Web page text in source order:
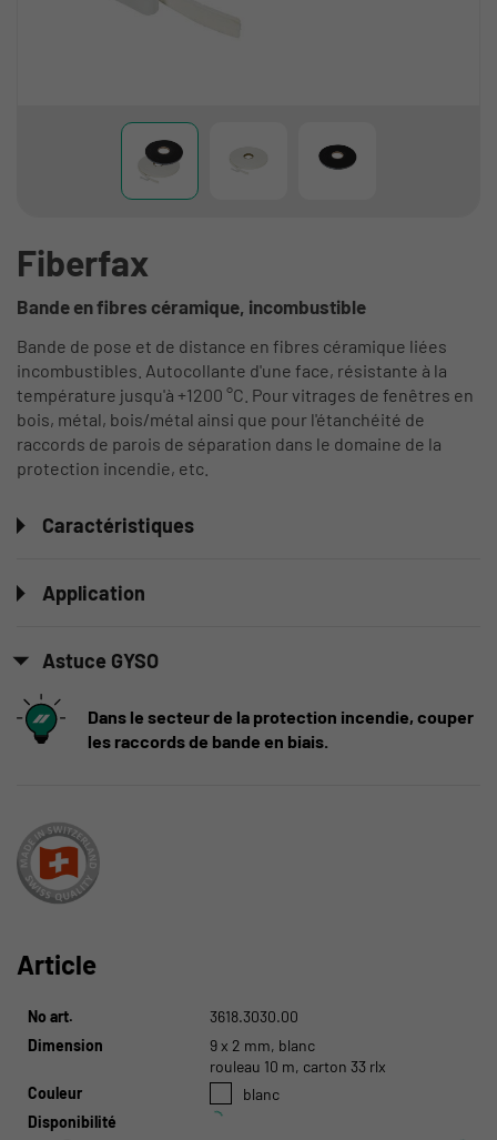
Fiberfax
Bande en fibres céramique, incombustible
Bande de pose et de distance en fibres céramique liées
incombustibles. Autocollante d'une face, résistante à la
température jusqu'à +1200 °C. Pour vitrages de fenêtres en
bois, métal, bois/métal ainsi que pour l'étanchéité de
raccords de parois de séparation dans le domaine de la
protection incendie, etc.
Caractéristiques
Application
Astuce GYSO
Dans le secteur de la protection incendie, couper
les raccords de bande en biais.
Article
No art.
3618.3030.00
Dimension
9 x 2 mm, blanc
rouleau 10 m, carton 33 rlx
Couleur
blanc
Disponibilité